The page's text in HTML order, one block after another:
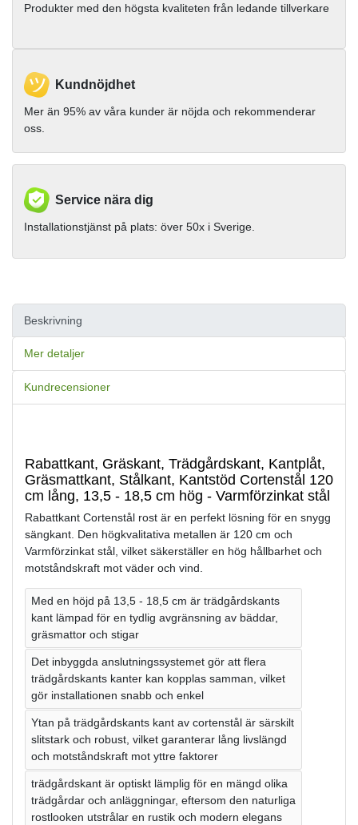
Produkter med den högsta kvaliteten från ledande tillverkare
Kundnöjdhet
Mer än 95% av våra kunder är nöjda och rekommenderar
oss.
Service nära dig
Installationstjänst på plats: över 50x i Sverige.
Beskrivning
Mer detaljer
Kundrecensioner
Rabattkant, Gräskant, Trädgårdskant, Kantplåt,
Gräsmattkant, Stålkant, Kantstöd Cortenstål 120
cm lång, 13,5 - 18,5 cm hög - Varmförzinkat stål
Rabattkant Cortenstål rost är en perfekt lösning för en snygg
sängkant. Den högkvalitativa metallen är 120 cm och
Varmförzinkat stål, vilket säkerställer en hög hållbarhet och
motståndskraft mot väder och vind.
Med en höjd på 13,5 - 18,5 cm är trädgårdskants
kant lämpad för en tydlig avgränsning av bäddar,
gräsmattor och stigar
Det inbyggda anslutningssystemet gör att flera
trädgårdskants kanter kan kopplas samman, vilket
gör installationen snabb och enkel
Ytan på trädgårdskants kant av cortenstål är särskilt
slitstark och robust, vilket garanterar lång livslängd
och motståndskraft mot yttre faktorer
trädgårdskant är optiskt lämplig för en mängd olika
trädgårdar och anläggningar, eftersom den naturliga
rostlooken utstrålar en rustik och modern elegans